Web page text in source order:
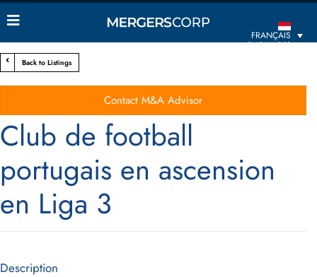
FRANÇAIS
(MONACO)
Back to Listings
Contact M&A Advisor
Club de football
portugais en ascension
en Liga 3
Description